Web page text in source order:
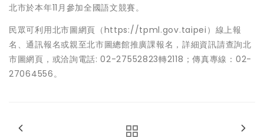
北市於本年11月參加全國語文競賽。
民眾可利用北市圖網頁（https://tpml.gov.taipei）線上報
名、通訊報名或親至北市圖總館推廣課報名，詳細資訊請查詢北
市圖網頁，或洽詢電話: 02-27552823轉2118；傳真專線：02-
27064556。